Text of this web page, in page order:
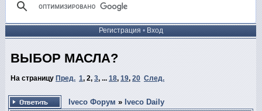
Регистрация • Вход
ВЫБОР МАСЛА?
На страницу Пред. 1, 2, 3, ... 18, 19, 20 След.
Iveco Форум » Iveco Daily